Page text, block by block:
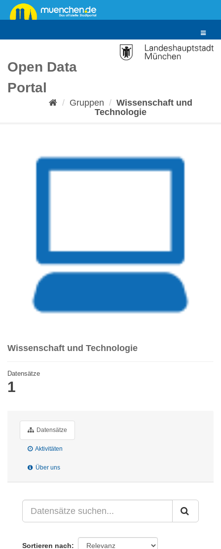
Überspringen
zum
Toggle
Open Data
Portal
Gruppen
Wissenschaft und
Technologie
Wissenschaft und Technologie
Datensätze
1
Datensätze
Aktivitäten
Über uns
Sortieren nach